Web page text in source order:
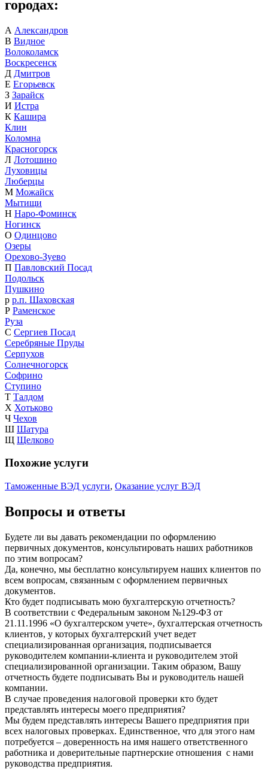
городах:
А Александров
В Видное
Волоколамск
Воскресенск
Д Дмитров
Е Егорьевск
З Зарайск
И Истра
К Кашира
Клин
Коломна
Красногорск
Л Лотошино
Луховицы
Люберцы
М Можайск
Мытищи
Н Наро-Фоминск
Ногинск
О Одинцово
Озеры
Орехово-Зуево
П Павловский Посад
Подольск
Пушкино
р р.п. Шаховская
Р Раменское
Руза
С Сергиев Посад
Серебряные Пруды
Серпухов
Солнечногорск
Софрино
Ступино
Т Талдом
Х Хотьково
Ч Чехов
Ш Шатура
Щ Щелково
Похожие услуги
Таможенные ВЭД услуги, Оказание услуг ВЭД
Вопросы и ответы
Будете ли вы давать рекомендации по оформлению
первичных документов, консультировать наших работников
по этим вопросам?
Да, конечно, мы бесплатно консультируем наших клиентов по
всем вопросам, связанным с оформлением первичных
документов.
Кто будет подписывать мою бухгалтерскую отчетность?
В соответствии с Федеральным законом №129-ФЗ от
21.11.1996 «О бухгалтерском учете», бухгалтерская отчетность
клиентов, у которых бухгалтерский учет ведет
специализированная организация, подписывается
руководителем компании-клиента и руководителем этой
специализированной организации. Таким образом, Вашу
отчетность будете подписывать Вы и руководитель нашей
компании.
В случае проведения налоговой проверки кто будет
представлять интересы моего предприятия?
Мы будем представлять интересы Вашего предприятия при
всех налоговых проверках. Единственное, что для этого нам
потребуется – доверенность на имя нашего ответственного
работника и доверительные партнерские отношения с нами
руководства предприятия.